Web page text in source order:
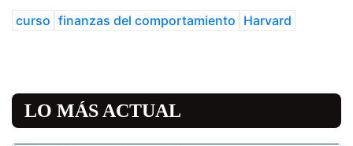
curso finanzas del comportamiento Harvard
LO MÁS ACTUAL